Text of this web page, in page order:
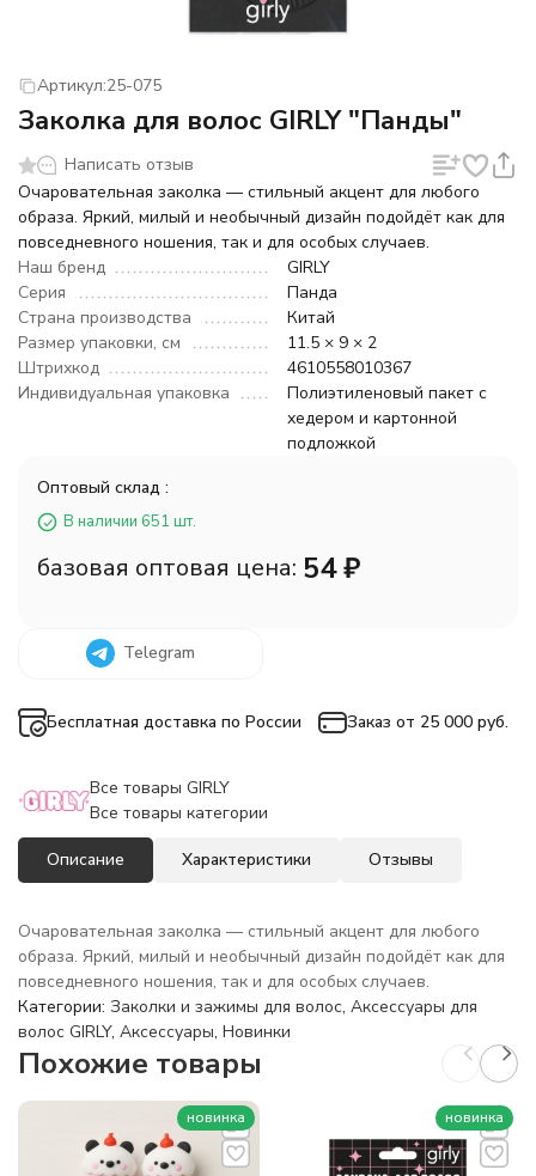
Артикул:25-075
Заколка для волос GIRLY "Панды"
Написать отзыв
Очаровательная заколка — стильный акцент для любого
образа. Яркий, милый и необычный дизайн подойдёт как для
повседневного ношения, так и для особых случаев.
Наш бренд
GIRLY
Серия
Панда
Страна производства
Китай
Размер упаковки, см
11.5 × 9 × 2
Штрихкод
4610558010367
Индивидуальная упаковка
Полиэтиленовый пакет с
хедером и картонной
подложкой
Оптовый склад :
В наличии 651 шт.
базовая оптовая цена: 54₽
Telegram
Бесплатная доставка по России Заказ от 25 000 руб.
Все товары GIRLY
Все товары категории
Описание Характеристики Отзывы
Очаровательная заколка — стильный акцент для любого
образа. Яркий, милый и необычный дизайн подойдёт как для
повседневного ношения, так и для особых случаев.
Категории: Заколки и зажимы для волос, Аксессуары для
волос GIRLY, Аксессуары, Новинки
Похожие товары
новинка новинка